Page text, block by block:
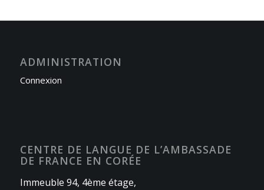
ADMINISTRATION
Connexion
CENTRE DE LANGUE DE L’AMBASSADE
DE FRANCE EN CORÉE
Immeuble 94, 4ème étage,